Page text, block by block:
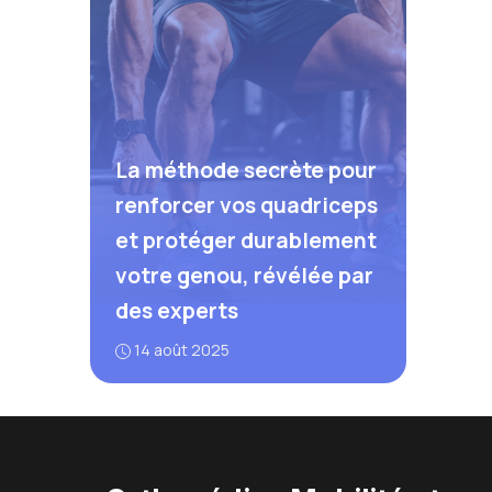
La méthode secrète pour
renforcer vos quadriceps
et protéger durablement
votre genou, révélée par
des experts
14 août 2025